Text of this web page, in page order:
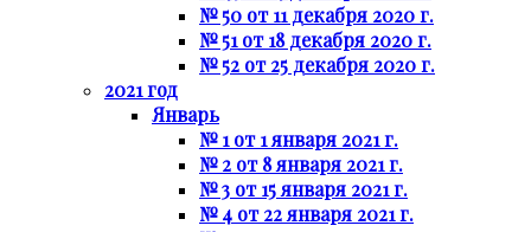
№ 50 от 11 декабря 2020 г.
№ 51 от 18 декабря 2020 г.
№ 52 от 25 декабря 2020 г.
2021 год
Январь
№ 1 от 1 января 2021 г.
№ 2 от 8 января 2021 г.
№ 3 от 15 января 2021 г.
№ 4 от 22 января 2021 г.